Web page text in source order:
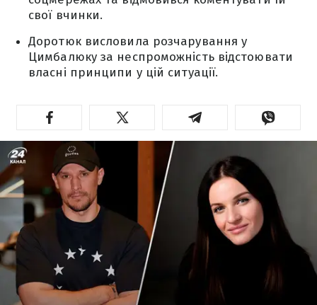
свої вчинки.
Доротюк висловила розчарування у
Цимбалюку за неспроможність відстоювати
власні принципи у цій ситуації.